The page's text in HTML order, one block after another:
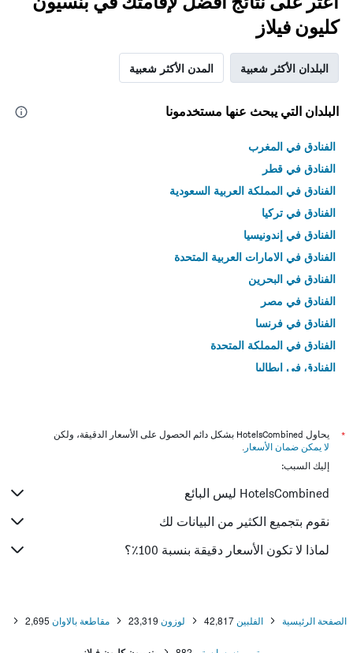
كليون فيلاز
البلدان الأكثر شعبية المدن الأكثر شعبية
البلدان التي يبحث عنها مستخدمونا
الفنادق في المغرب
الفنادق في قطر
الفنادق في المملكة العربية السعودية
الفنادق في تركيا
الفنادق في إندونيسيا
الفنادق في الامارات العربية المتحدة
الفنادق في البحرين
الفنادق في مصر
الفنادق في فرنسا
الفنادق في المملكة المتحدة
الفنادق في إيطاليا
*
يحاول HotelsCombined بشكل دائم الحصول على الأسعار الدقيقة، ولكن
لا يمكن ضمان الأسعار .
إليك السبب:
HotelsCombined ليس البائع
نقوم بتجميع الكثير من البيانات لك
لماذا لا تكون الأسعار دقيقة بنسبة 100٪؟
الصفحة الرئيسية الفلبين 42,817 لوزون 23,319 مقاطعة بالاوان 2,695